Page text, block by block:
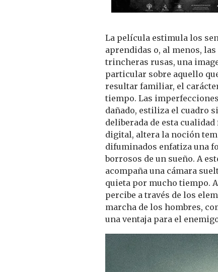
La película estimula los
aprendidas o, al menos,
trincheras rusas, una
particular sobre aquello
resultar familiar, el
tiempo. Las
dañado, estiliza el cuadro
deliberada de esta
digital, altera la noción
difuminados enfatiza una
borrosos de un sueño. A
acompaña una cámara
quieta por mucho tiempo.
percibe a través de los
marcha de los hombres,
una ventaja para el